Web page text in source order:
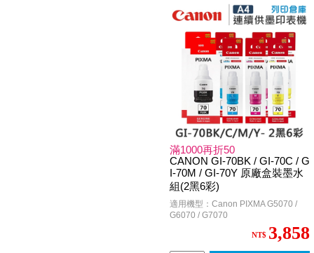
滿1000再折50
CANON GI-70BK / GI-70C / G
I-70M / GI-70Y 原廠盒裝墨水
組(2黑6彩)
適用機型：Canon PIXMA G5070 /
G6070 / G7070
NT$ 3,858